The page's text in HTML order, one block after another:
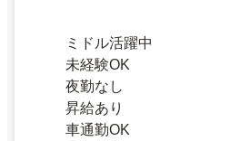
ミドル活躍中
未経験OK
夜勤なし
昇給あり
車通勤OK